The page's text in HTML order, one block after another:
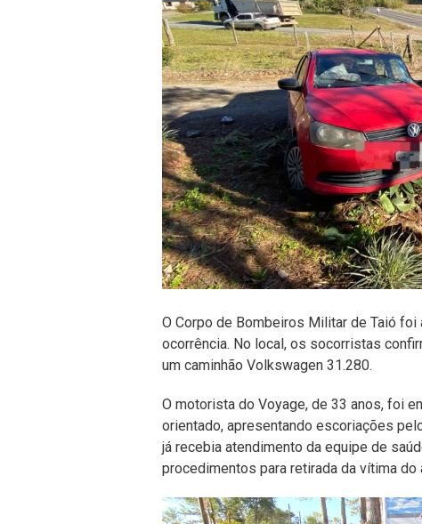
O Corpo de Bombeiros Militar de Taió
ocorrência. No local, os socorristas
um caminhão Volkswagen 31.280.
O motorista do Voyage, de 33 anos, foi
orientado, apresentando escoriações
já recebia atendimento da equipe de
procedimentos para retirada da vítima do